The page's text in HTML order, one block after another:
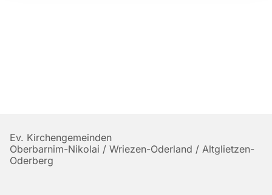
Ev. Kirchengemeinden
Oberbarnim-Nikolai / Wriezen-Oderland / Altglietzen-
Oderberg